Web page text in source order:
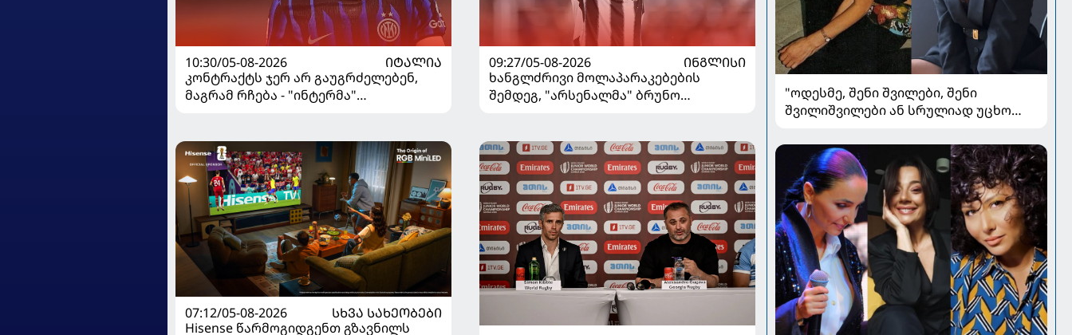
10:30/05-08-2026
ᲘᲢᲐᲚᲘᲐ
კონტრაქტს ჯერ არ გაუგრძელებენ,
მაგრამ რჩება - "ინტერმა"
09:27/05-08-2026
ᲘᲜᲒᲚᲘᲡᲘ
ხანგლძრივი მოლაპარაკებების
შემდეგ, "არსენალმა" ბრუნო
07:12/05-08-2026
ᲡᲮᲕᲐ ᲡᲐᲮᲔᲝᲑᲔᲑᲘ
Hisense წარმოგიდგენთ გზავნილს
"ოდესმე, შენი შვილები, შენი
შვილიშვილები ან სრულიად უცხო
პორტრეტს...." - რას წერს მარი ნაკანი
კრისტი ყიფშიძეზე